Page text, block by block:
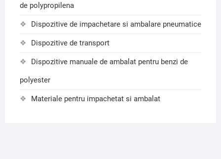
de polypropilena
Dispozitive de impachetare si ambalare pneumatice
Dispozitive de transport
Dispozitive manuale de ambalat pentru benzi de
polyester
Materiale pentru impachetat si ambalat